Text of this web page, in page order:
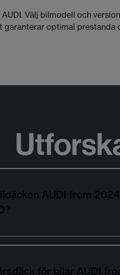
Välj bilmodell och
optimal prestanda
AUDI from
för bilar AUDI